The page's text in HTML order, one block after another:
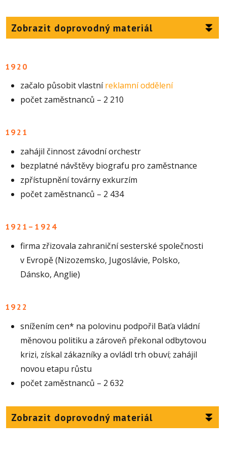
Zobrazit doprovodný materiál
1920
začalo působit vlastníreklamní oddělení
počet zaměstnanců – 2 210
1921
zahájil činnost závodní orchestr
bezplatné návštěvy biografu pro zaměstnance
zpřístupnění továrny exkurzím
počet zaměstnanců – 2 434
1921–1924
firma zřizovala zahraniční sesterské společnosti
v Evropě (Nizozemsko, Jugoslávie, Polsko,
Dánsko, Anglie)
1922
snížením cen* na polovinu podpořil Baťa vládní
měnovou politiku a zároveň překonal odbytovou
krizi, získal zákazníky a ovládl trh obuví; zahájil
novou etapu růstu
počet zaměstnanců – 2 632
Zobrazit doprovodný materiál